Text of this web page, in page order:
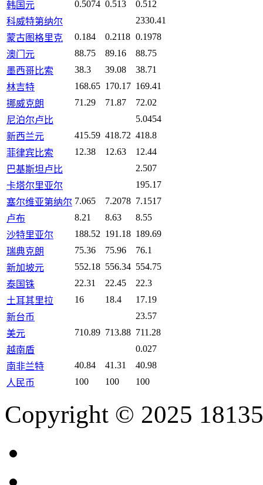
韩国元 0.5074 0.513
0.512
科威特第纳尔
2330.41
蒙古图格里克
0.184 0.2118 0.1978
澳门元
88.75 89.16
88.75
墨西哥比索
38.3 39.08
38.71
林吉特
168.65 170.17 169.41
挪威克朗
71.29 71.87
72.02
尼泊尔卢比
5.0454
新西兰元
415.59 418.72 418.8
菲律宾比索
12.38 12.63
12.44
巴基斯坦卢比
2.507
卡塔尔里亚尔
195.17
塞尔维亚第纳尔 7.065 7.2078 7.1517
卢布
8.21 8.63
8.55
沙特里亚尔
188.52 191.18 189.69
瑞典克朗
75.36 75.96
76.1
新加坡元
552.18 556.34 554.75
泰国铢
22.31 22.45
22.3
土耳其里拉
16 18.4
17.19
新台币
23.57
美元
710.89 713.88 711.28
越南盾
0.027
南非兰特
40.84 41.31
40.98
人民币
100 100 100
Copyright © 2025